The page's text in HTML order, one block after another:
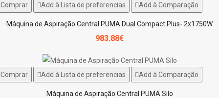
Comprar Add à Lista de preferencias Add à Comparação
Máquina de Aspiração Central PUMA Dual Compact Plus- 2x1750W
983.88€
Comprar Add à Lista de preferencias Add à Comparação
Máquina de Aspiração Central PUMA Silo